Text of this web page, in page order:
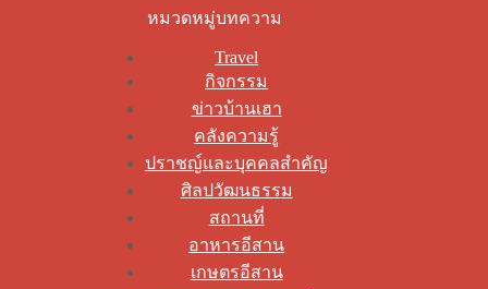
หมวดหมู่บทความ
Travel
กิจกรรม
ข่าวบ้านเฮา
คลังความรู้
ปราชญ์และบุคคลสำคัญ
ศิลปวัฒนธรรม
สถานที่
อาหารอีสาน
เกษตรอีสาน